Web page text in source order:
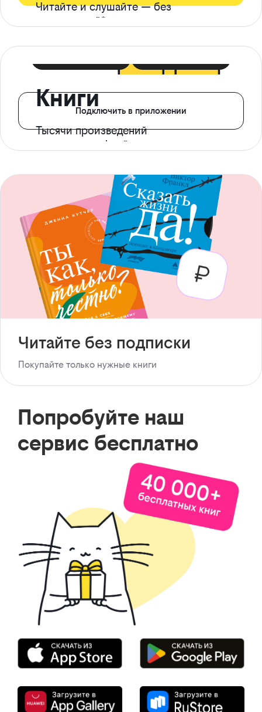
Читайте и слушайте — без
ограничений*
Книги
Тысячи произведений
с доступом офлайн
Подключить в приложении
Читайте без подписки
Покупайте только нужные книги
Попробуйте наш
сервис бесплатно